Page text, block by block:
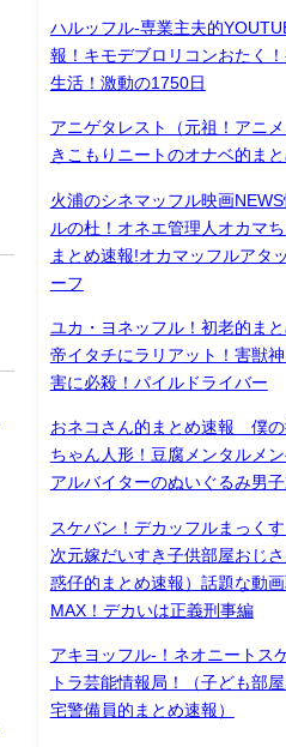
ハルッフル-専業主夫的
報！キモデブロリコンおたく
生活！激動の1750日
アニゲタレスト（元祖！アニ
きこもりニートのオナベ的ま
火浦のシネマッフル映画
ルの杜！オネエ管理人オカマ
まとめ速報!オカマッフルアタ
ーフ
ユカ・ヨネッフル！初老的ま
帝イタチにラリアット！害獣
害に必殺！パイルドライバー
おネコさん的まとめ速報 僕の
ちゃん人形！豆腐メンタルメ
アルバイターのぬいぐるみ男
スケバン！デカッフルまっく
次元嫁だいすき子供部屋おじ
惑仔的まとめ速報）話題な動
MAX！デカいは正義刑事編
アキヨッフル-！ネオニートス
トラ芸能情報局！（子ども部
宅警備員的まとめ速報）